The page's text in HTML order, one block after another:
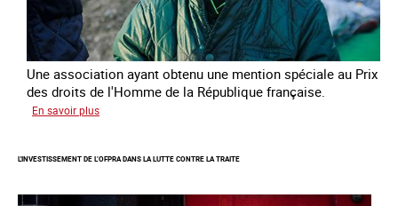
Une association ayant obtenu une mention spéciale au Prix
des droits de l'Homme de la République française.
En savoir plus
enfants
jeunes
L'INVESTISSEMENT DE L’OFPRA DANS LA LUTTE CONTRE LA TRAITE